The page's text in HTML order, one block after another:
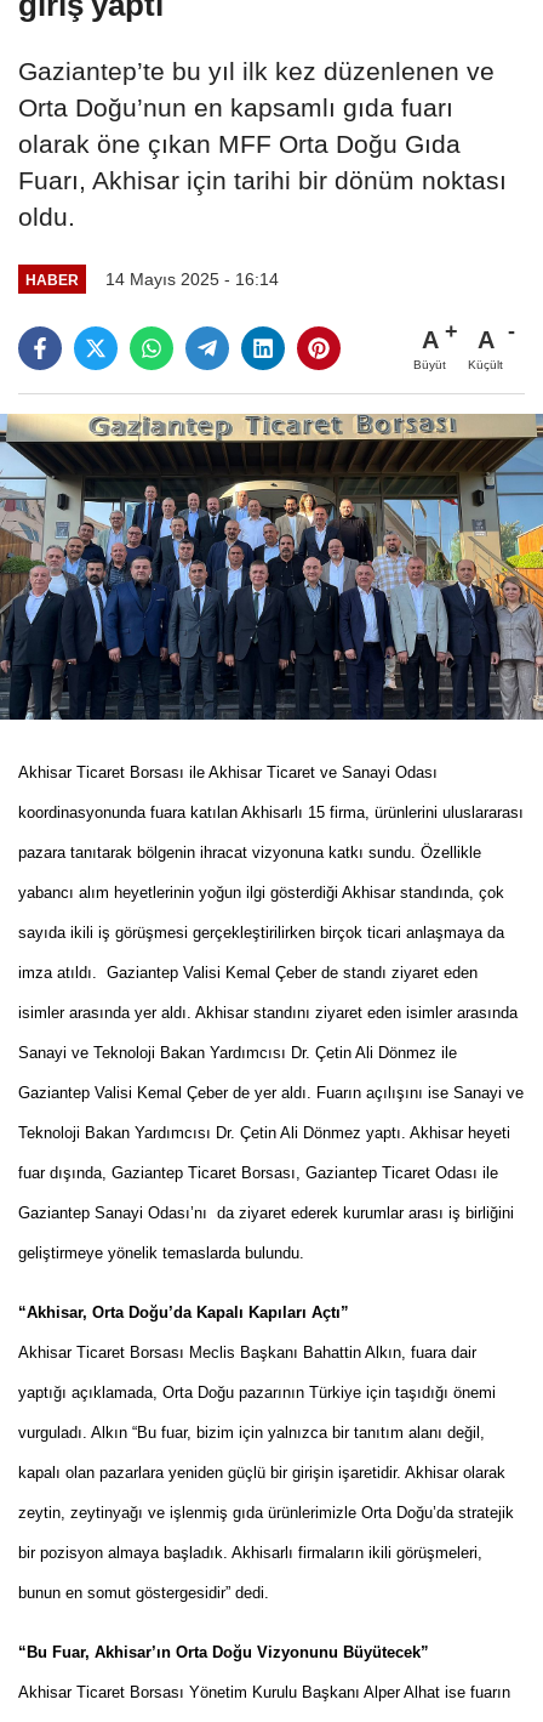
Gaziantep’te bu yıl ilk kez düzenlenen ve
Orta Doğu’nun en kapsamlı gıda fuarı
olarak öne çıkan MFF Orta Doğu Gıda
Fuarı, Akhisar için tarihi bir dönüm noktası
oldu.
HABER 14 Mayıs 2025 - 16:14
A
Büyüt
A
Küçült
Akhisar Ticaret Borsası ile Akhisar Ticaret ve Sanayi Odası
koordinasyonunda fuara katılan Akhisarlı 15 firma, ürünlerini uluslararası
pazara tanıtarak bölgenin ihracat vizyonuna katkı sundu. Özellikle
yabancı alım heyetlerinin yoğun ilgi gösterdiği Akhisar standında, çok
sayıda ikili iş görüşmesi gerçekleştirilirken birçok ticari anlaşmaya da
imza atıldı. Gaziantep Valisi Kemal Çeber de standı ziyaret eden
isimler arasında yer aldı. Akhisar standını ziyaret eden isimler arasında
Sanayi ve Teknoloji Bakan Yardımcısı Dr. Çetin Ali Dönmez ile
Gaziantep Valisi Kemal Çeber de yer aldı. Fuarın açılışını ise Sanayi ve
Teknoloji Bakan Yardımcısı Dr. Çetin Ali Dönmez yaptı. Akhisar heyeti
fuar dışında, Gaziantep Ticaret Borsası, Gaziantep Ticaret Odası ile
Gaziantep Sanayi Odası’nı da ziyaret ederek kurumlar arası iş birliğini
geliştirmeye yönelik temaslarda bulundu.
“Akhisar, Orta Doğu’da Kapalı Kapıları Açtı”
Akhisar Ticaret Borsası Meclis Başkanı Bahattin Alkın, fuara dair
yaptığı açıklamada, Orta Doğu pazarının Türkiye için taşıdığı önemi
vurguladı. Alkın “Bu fuar, bizim için yalnızca bir tanıtım alanı değil,
kapalı olan pazarlara yeniden güçlü bir girişin işaretidir. Akhisar olarak
zeytin, zeytinyağı ve işlenmiş gıda ürünlerimizle Orta Doğu’da stratejik
bir pozisyon almaya başladık. Akhisarlı firmaların ikili görüşmeleri,
bunun en somut göstergesidir” dedi.
“Bu Fuar, Akhisar’ın Orta Doğu Vizyonunu Büyütecek”
Akhisar Ticaret Borsası Yönetim Kurulu Başkanı Alper Alhat ise fuarın